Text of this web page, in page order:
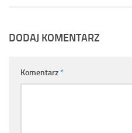
DODAJ KOMENTARZ
Komentarz*